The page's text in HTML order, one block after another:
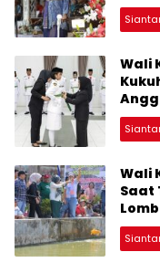
Wali
Wali
Saat